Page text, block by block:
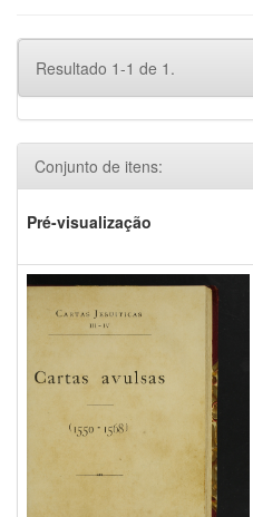
Resultado 1-1 de 1.
Conjunto de itens:
Pré-visualização